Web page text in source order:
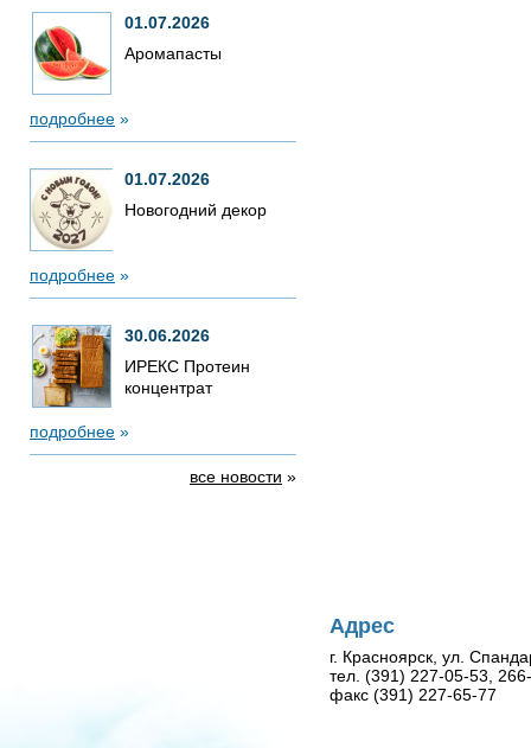
01.07.2026
Аромапасты
подробнее »
01.07.2026
Новогодний декор
подробнее »
30.06.2026
ИРЕКС Протеин
концентрат
подробнее »
все новости »
Адрес
г. Красноярск, ул.
тел. (391) 227-05-53,
факс (391) 227-65-77